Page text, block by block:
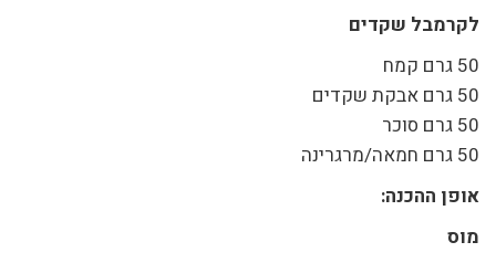
לקרמבל שקדים
50 גרם קמח
50 גרם אבקת שקדים
50 גרם סוכר
50 גרם חמאה/מרגרינה
אופן ההכנה:
מוס